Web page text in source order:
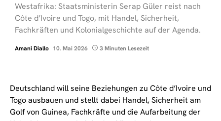
Westafrika: Staatsministerin Serap Güler reist nach
Côte d’Ivoire und Togo, mit Handel, Sicherheit,
Fachkräften und Kolonialgeschichte auf der Agenda.
Amani Diallo 10. Mai 2026 3 Minuten Lesezeit
Deutschland will seine Beziehungen zu Côte d’Ivoire und
Togo ausbauen und stellt dabei Handel, Sicherheit am
Golf von Guinea, Fachkräfte und die Aufarbeitung der